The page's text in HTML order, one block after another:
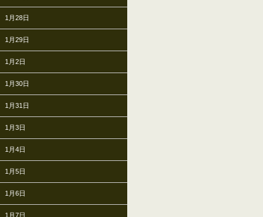
1月28日
1月29日
1月2日
1月30日
1月31日
1月3日
1月4日
1月5日
1月6日
1月7日